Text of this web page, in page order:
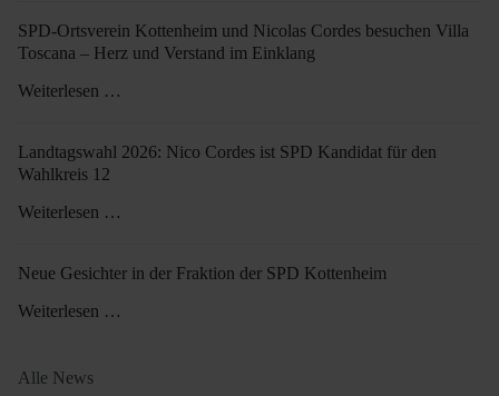
SPD-Ortsverein Kottenheim und Nicolas Cordes besuchen Villa
Toscana – Herz und Verstand im Einklang
Weiterlesen …
Landtagswahl 2026: Nico Cordes ist SPD Kandidat für den
Wahlkreis 12
Weiterlesen …
Neue Gesichter in der Fraktion der SPD Kottenheim
Weiterlesen …
Alle News